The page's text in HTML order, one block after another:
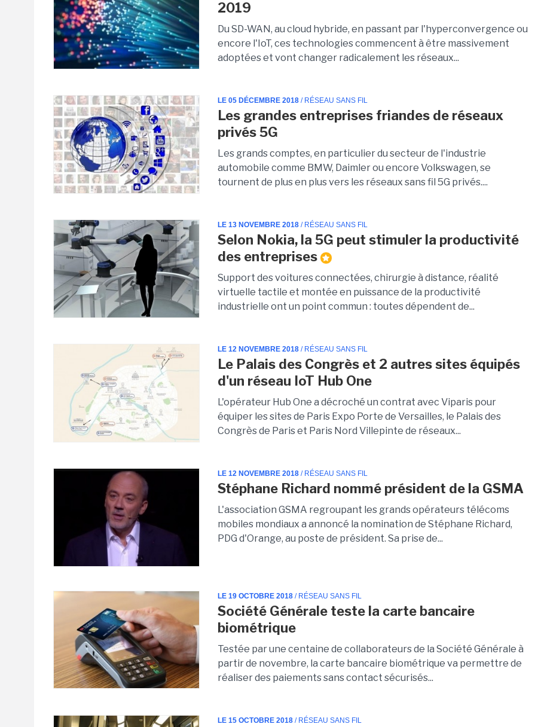
2019
Du SD-WAN, au cloud hybride, en passant par l'hyperconvergence ou
encore l'IoT, ces technologies commencent à être massivement
adoptées et vont changer radicalement les réseaux...
LE 05 DÉCEMBRE 2018 / RÉSEAU SANS FIL
Les grandes entreprises friandes de réseaux
privés 5G
Les grands comptes, en particulier du secteur de l'industrie
automobile comme BMW, Daimler ou encore Volkswagen, se
tournent de plus en plus vers les réseaux sans fil 5G privés....
LE 13 NOVEMBRE 2018 / RÉSEAU SANS FIL
Selon Nokia, la 5G peut stimuler la productivité
des entreprises
Support des voitures connectées, chirurgie à distance, réalité
virtuelle tactile et montée en puissance de la productivité
industrielle ont un point commun : toutes dépendent de...
LE 12 NOVEMBRE 2018 / RÉSEAU SANS FIL
Le Palais des Congrès et 2 autres sites équipés
d'un réseau IoT Hub One
L'opérateur Hub One a décroché un contrat avec Viparis pour
équiper les sites de Paris Expo Porte de Versailles, le Palais des
Congrès de Paris et Paris Nord Villepinte de réseaux...
LE 12 NOVEMBRE 2018 / RÉSEAU SANS FIL
Stéphane Richard nommé président de la GSMA
L'association GSMA regroupant les grands opérateurs télécoms
mobiles mondiaux a annoncé la nomination de Stéphane Richard,
PDG d'Orange, au poste de président. Sa prise de...
LE 19 OCTOBRE 2018 / RÉSEAU SANS FIL
Société Générale teste la carte bancaire
biométrique
Testée par une centaine de collaborateurs de la Société Générale à
partir de novembre, la carte bancaire biométrique va permettre de
réaliser des paiements sans contact sécurisés...
LE 15 OCTOBRE 2018 / RÉSEAU SANS FIL